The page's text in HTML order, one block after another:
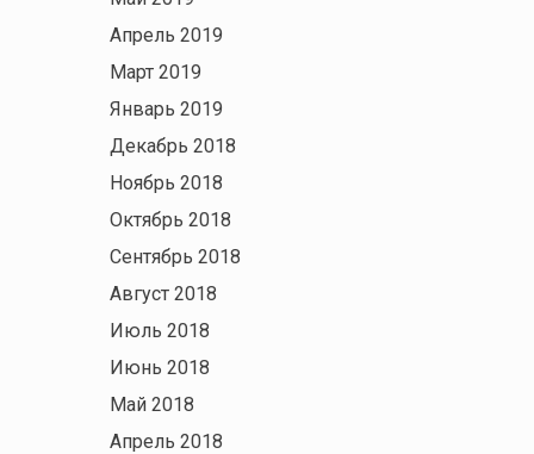
Апрель 2019
Март 2019
Январь 2019
Декабрь 2018
Ноябрь 2018
Октябрь 2018
Сентябрь 2018
Август 2018
Июль 2018
Июнь 2018
Май 2018
Апрель 2018